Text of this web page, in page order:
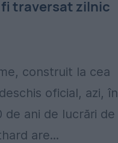
fi traversat zilnic
construit la cea
oficial, azi, în
de ani de lucrări de
are...